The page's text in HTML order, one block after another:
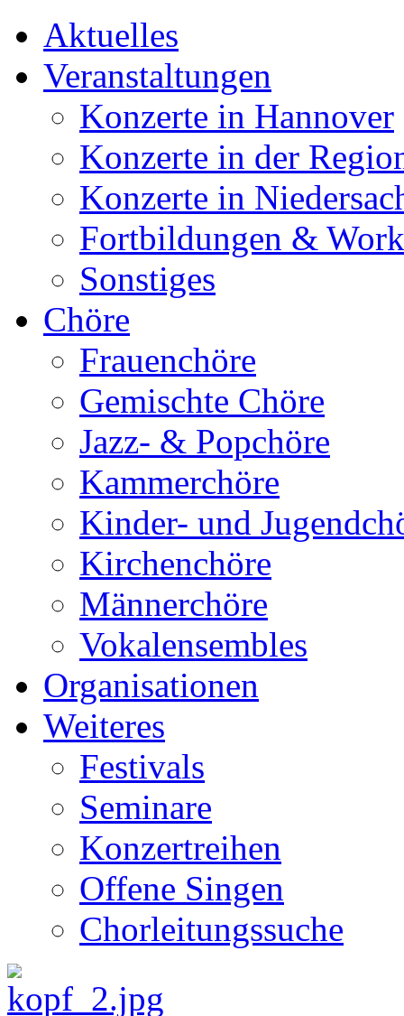
Aktuelles
Veranstaltungen
Konzerte in Hannover
Konzerte in der
Konzerte in
Fortbildungen &
Sonstiges
Chöre
Frauenchöre
Gemischte Chöre
Jazz- & Popchöre
Kammerchöre
Kinder- und
Kirchenchöre
Männerchöre
Vokalensembles
Organisationen
Weiteres
Festivals
Seminare
Konzertreihen
Offene Singen
Chorleitungssuche